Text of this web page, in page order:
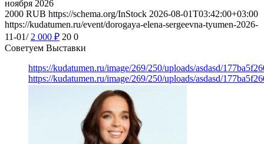
ноября 2026
2000 RUB https://schema.org/InStock 2026-08-01T03:42:00+03:00
https://kudatumen.ru/event/dorogaya-elena-sergeevna-tyumen-2026-
11-01/ 2 000 ₽ 20 0
Советуем Выставки
https://kudatumen.ru/image/269/250/uploads/asdasd/
https://kudatumen.ru/image/269/250/uploads/asdasd/